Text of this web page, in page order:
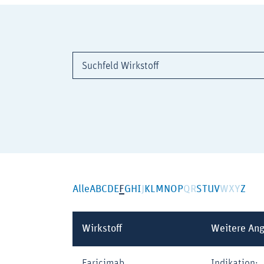
Suchfeld Wirkstoff
AlleABC D EFG H I KL M N O PQ RSTUVWXYZ
Wirkstoff Weitere